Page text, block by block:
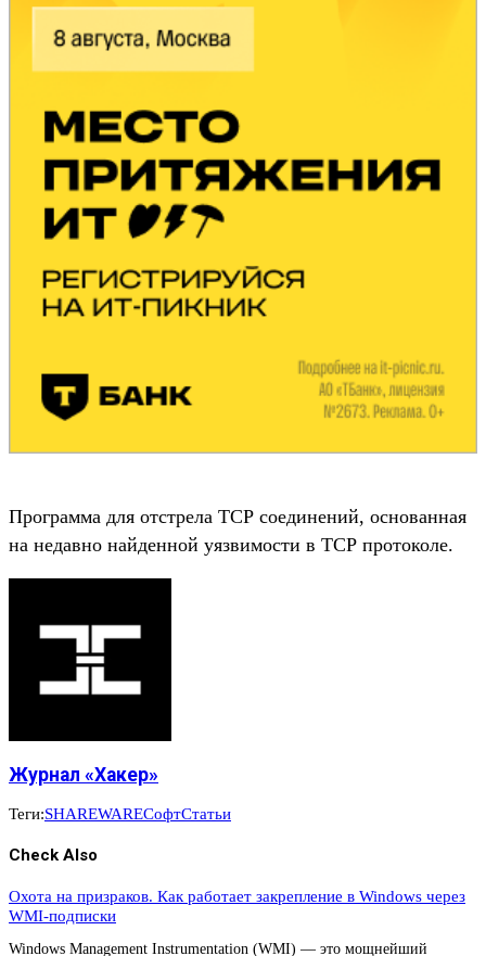
Программа для отстрела ТСР соединений, основанная
на недавно найденной уязвимости в ТСР протоколе.
Журнал «Хакер»
Теги:SHAREWAREСофтСтатьи
Check Also
Охота на призраков. Как работает закрепление в Windows через
WMI-подписки
Windows Management Instrumentation (WMI) — это мощнейший